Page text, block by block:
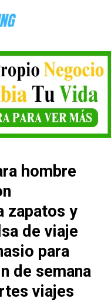
hombre
zapatos y
de viaje
para
de semana
viajes